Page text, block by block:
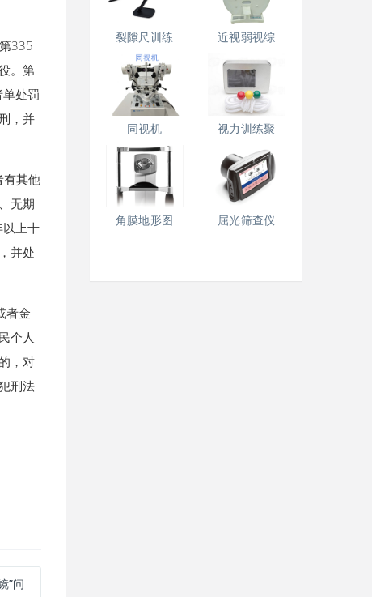
335
。第
处罚
，并
有其他
无期
上十
并处
者金
个人
，对
刑法
”问
裂隙尺训练 近视弱视综
同视机 视力训练聚
角膜地形图 屈光筛查仪